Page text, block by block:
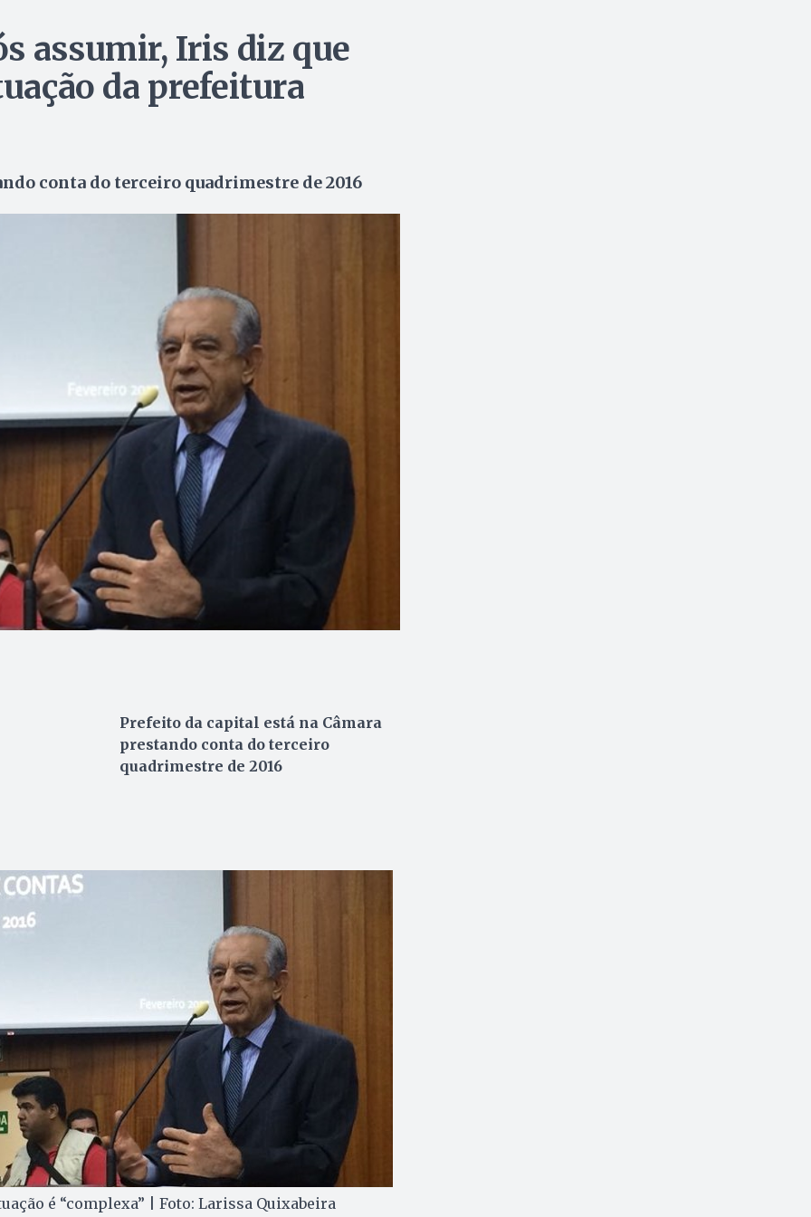
assumir, Iris diz que
da prefeitura
conta do terceiro quadrimestre de 2016
Prefeito da capital está na Câmara
prestando conta do terceiro
quadrimestre de 2016
é “complexa” | Foto: Larissa Quixabeira